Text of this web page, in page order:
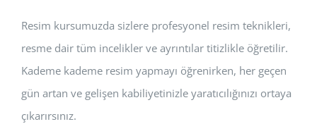
Resim kursumuzda sizlere profesyonel resim teknikleri,
resme dair tüm incelikler ve ayrıntılar titizlikle öğretilir.
Kademe kademe resim yapmayı öğrenirken, her geçen
gün artan ve gelişen kabiliyetinizle yaratıcılığınızı ortaya
çıkarırsınız.